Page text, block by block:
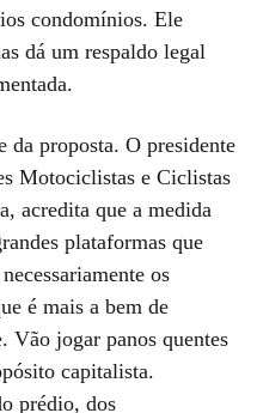
condomínios. Ele
dá um respaldo legal
da proposta. O presidente
Motociclistas e Ciclistas
acredita que a medida
plataformas que
os
é mais a bem de
Vão jogar panos quentes
capitalista.
prédio, dos